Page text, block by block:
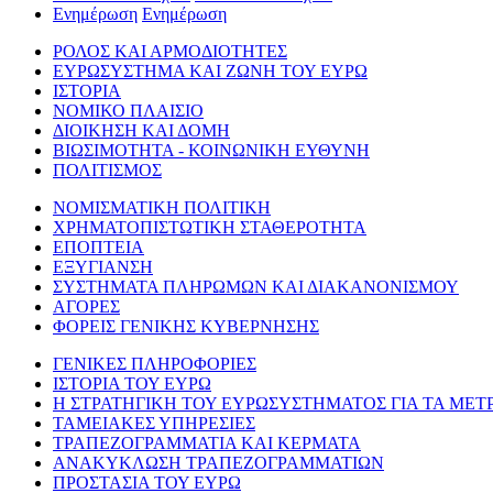
Ενημέρωση Ενημέρωση
ΡΟΛΟΣ ΚΑΙ ΑΡΜΟΔΙΟΤΗΤΕΣ
ΕΥΡΩΣΥΣΤΗΜΑ ΚΑΙ ΖΩΝΗ ΤΟΥ ΕΥΡΩ
ΙΣΤΟΡΙΑ
ΝΟΜΙΚΟ ΠΛΑΙΣΙΟ
ΔΙΟΙΚΗΣΗ ΚΑΙ ΔΟΜΗ
ΒΙΩΣΙΜΟΤΗΤΑ - ΚΟΙΝΩΝΙΚΗ ΕΥΘΥΝΗ
ΠΟΛΙΤΙΣΜΟΣ
ΝΟΜΙΣΜΑΤΙΚΗ ΠΟΛΙΤΙΚΗ
ΧΡΗΜΑΤΟΠΙΣΤΩΤΙΚΗ ΣΤΑΘΕΡΟΤΗΤΑ
ΕΠΟΠΤΕΙΑ
ΕΞΥΓΙΑΝΣΗ
ΣΥΣΤΗΜΑΤΑ ΠΛΗΡΩΜΩΝ ΚΑΙ ΔΙΑΚΑΝΟΝΙΣΜΟΥ
ΑΓΟΡΕΣ
ΦΟΡΕΙΣ ΓΕΝΙΚΗΣ ΚΥΒΕΡΝΗΣΗΣ
ΓΕΝΙΚΕΣ ΠΛΗΡΟΦΟΡΙΕΣ
ΙΣΤΟΡΙΑ ΤΟΥ ΕΥΡΩ
Η ΣΤΡΑΤΗΓΙΚΗ ΤΟΥ ΕΥΡΩΣΥΣΤΗΜΑΤΟΣ ΓΙΑ ΤΑ
ΤΑΜΕΙΑΚΕΣ ΥΠΗΡΕΣΙΕΣ
ΤΡΑΠΕΖΟΓΡΑΜΜΑΤΙΑ ΚΑΙ ΚΕΡΜΑΤΑ
ΑΝΑΚΥΚΛΩΣΗ ΤΡΑΠΕΖΟΓΡΑΜΜΑΤΙΩΝ
ΠΡΟΣΤΑΣΙΑ ΤΟΥ ΕΥΡΩ